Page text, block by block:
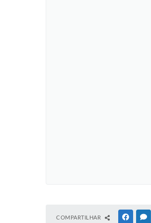
COMPARTILHAR